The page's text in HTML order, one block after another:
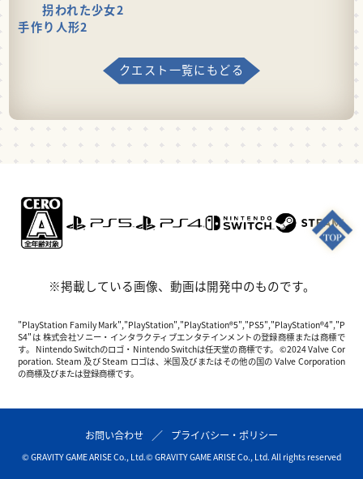
拐われた少女2
手作り人形2
クエスト一覧にもどる
※掲載している画像、動画は開発中のものです。
"PlayStation Family Mark","PlayStation","PlayStation®5","PS5","PlayStation®4","P
S4"は 株式会社ソニー・インタラクティブエンタテインメントの登録商標または商標で
す。 Nintendo Switchのロゴ・Nintendo Switchは任天堂の商標です。 ©2024 Valve Cor
poration. Steam 及び Steam ロゴは、米国及びまたはその他の国の Valve Corporation
の商標及びまたは登録商標です。
お問い合わせ プライバシー・ポリシー
© GRAVITY GAME ARISE Co., Ltd.© GRAVITY GAME ARISE Co., Ltd. All rights reserved